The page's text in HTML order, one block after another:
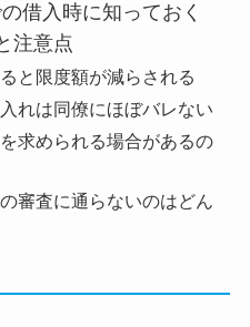
借入時に知っておく
注意点
と限度額が減らされる
れは同僚にほぼバレない
求められる場合があるの
審査に通らないのはどん